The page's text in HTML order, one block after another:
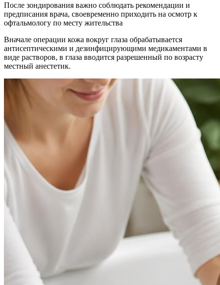
После зондирования важно соблюдать рекомендации и
предписания врача, своевременно приходить на осмотр к
офтальмологу по месту жительства
Вначале операции кожа вокруг глаза обрабатывается
антисептическими и дезинфицирующими медикаментами в
виде растворов, в глаза вводится разрешенный по возрасту
местный анестетик.